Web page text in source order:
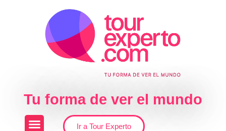
Tu forma de ver el mundo
Ir a Tour Experto